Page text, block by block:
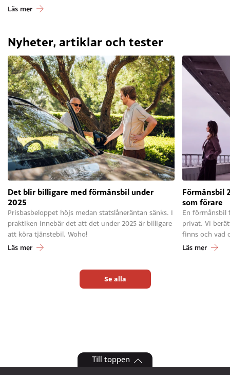
Läs mer
Nyheter, artiklar och tester
Det blir billigare med förmånsbil under
2025
Prisbasbeloppet höjs medan statslåneräntan sänks. I
praktiken innebär det att det under 2025 är billigare
att köra tjänstebil. Woho!
Läs mer
Förmånsbil
som förare
En förmånsbil
privat. Vi
finns och vad
Läs mer
Se alla
Till toppen